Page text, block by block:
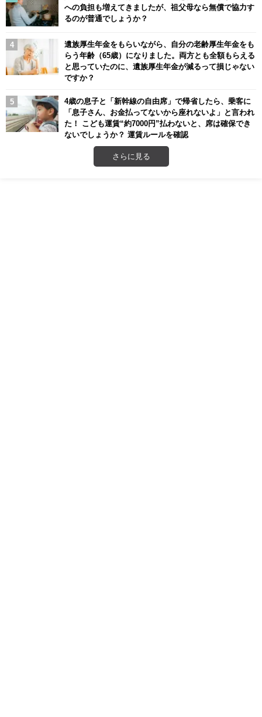
への負担も増えてきましたが、祖父母なら無償で協力す
るのが普通でしょうか？
遺族厚生年金をもらいながら、自分の老齢厚生年金をも
らう年齢（65歳）になりました。両方とも全額もらえる
と思っていたのに、遺族厚生年金が減るって損じゃない
ですか？
4歳の息子と「新幹線の自由席」で帰省したら、乗客に
「息子さん、お金払ってないから座れないよ」と言われ
た！ こども運賃“約7000円”払わないと、席は確保でき
ないでしょうか？ 運賃ルールを確認
さらに見る